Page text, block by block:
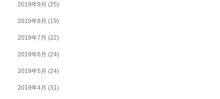
2019年9月 (25)
2019年8月 (19)
2019年7月 (22)
2019年6月 (24)
2019年5月 (24)
2019年4月 (31)